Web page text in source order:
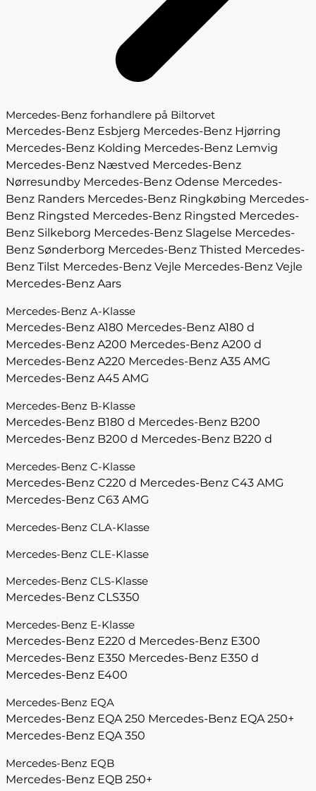
Mercedes-Benz forhandlere på Biltorvet
Mercedes-Benz Esbjerg Mercedes-Benz Hjørring
Mercedes-Benz Kolding Mercedes-Benz Lemvig
Mercedes-Benz Næstved Mercedes-Benz
Nørresundby Mercedes-Benz Odense Mercedes-
Benz Randers Mercedes-Benz Ringkøbing Mercedes-
Benz Ringsted Mercedes-Benz Ringsted Mercedes-
Benz Silkeborg Mercedes-Benz Slagelse Mercedes-
Benz Sønderborg Mercedes-Benz Thisted Mercedes-
Benz Tilst Mercedes-Benz Vejle Mercedes-Benz Vejle
Mercedes-Benz Aars
Mercedes-Benz A-Klasse
Mercedes-Benz A180 Mercedes-Benz A180 d
Mercedes-Benz A200 Mercedes-Benz A200 d
Mercedes-Benz A220 Mercedes-Benz A35 AMG
Mercedes-Benz A45 AMG
Mercedes-Benz B-Klasse
Mercedes-Benz B180 d Mercedes-Benz B200
Mercedes-Benz B200 d Mercedes-Benz B220 d
Mercedes-Benz C-Klasse
Mercedes-Benz C220 d Mercedes-Benz C43 AMG
Mercedes-Benz C63 AMG
Mercedes-Benz CLA-Klasse
Mercedes-Benz CLE-Klasse
Mercedes-Benz CLS-Klasse
Mercedes-Benz CLS350
Mercedes-Benz E-Klasse
Mercedes-Benz E220 d Mercedes-Benz E300
Mercedes-Benz E350 Mercedes-Benz E350 d
Mercedes-Benz E400
Mercedes-Benz EQA
Mercedes-Benz EQA 250 Mercedes-Benz EQA 250+
Mercedes-Benz EQA 350
Mercedes-Benz EQB
Mercedes-Benz EQB 250+